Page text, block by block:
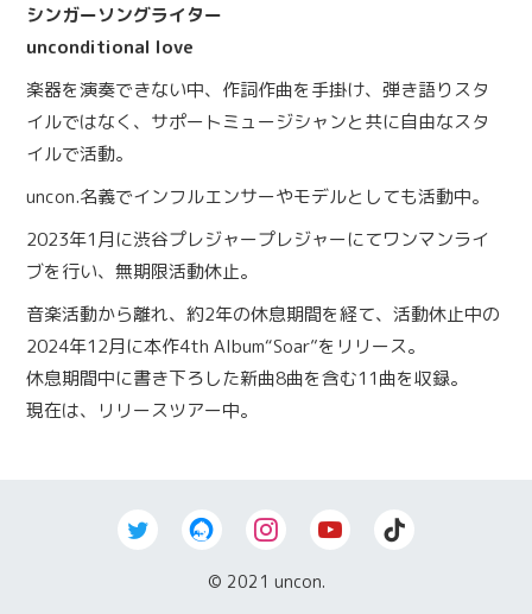
シンガーソングライター
unconditional love
楽器を演奏できない中、作詞作曲を手掛け、弾き語りスタ
イルではなく、サポートミュージシャンと共に自由なスタ
イルで活動。
uncon.名義でインフルエンサーやモデルとしても活動中。
2023年1月に渋谷プレジャープレジャーにてワンマンライ
ブを行い、無期限活動休止。
音楽活動から離れ、約2年の休息期間を経て、活動休止中の
2024年12月に本作4th Album“Soar”をリリース。
休息期間中に書き下ろした新曲8曲を含む11曲を収録。
現在は、リリースツアー中。
© 2021 uncon.